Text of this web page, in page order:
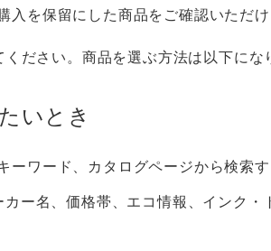
を保留にした商品をご確認いただけ
ださい。商品を選ぶ方法は以下にな
いとき
ーワード、カタログページから検索す
ー名、価格帯、エコ情報、インク・